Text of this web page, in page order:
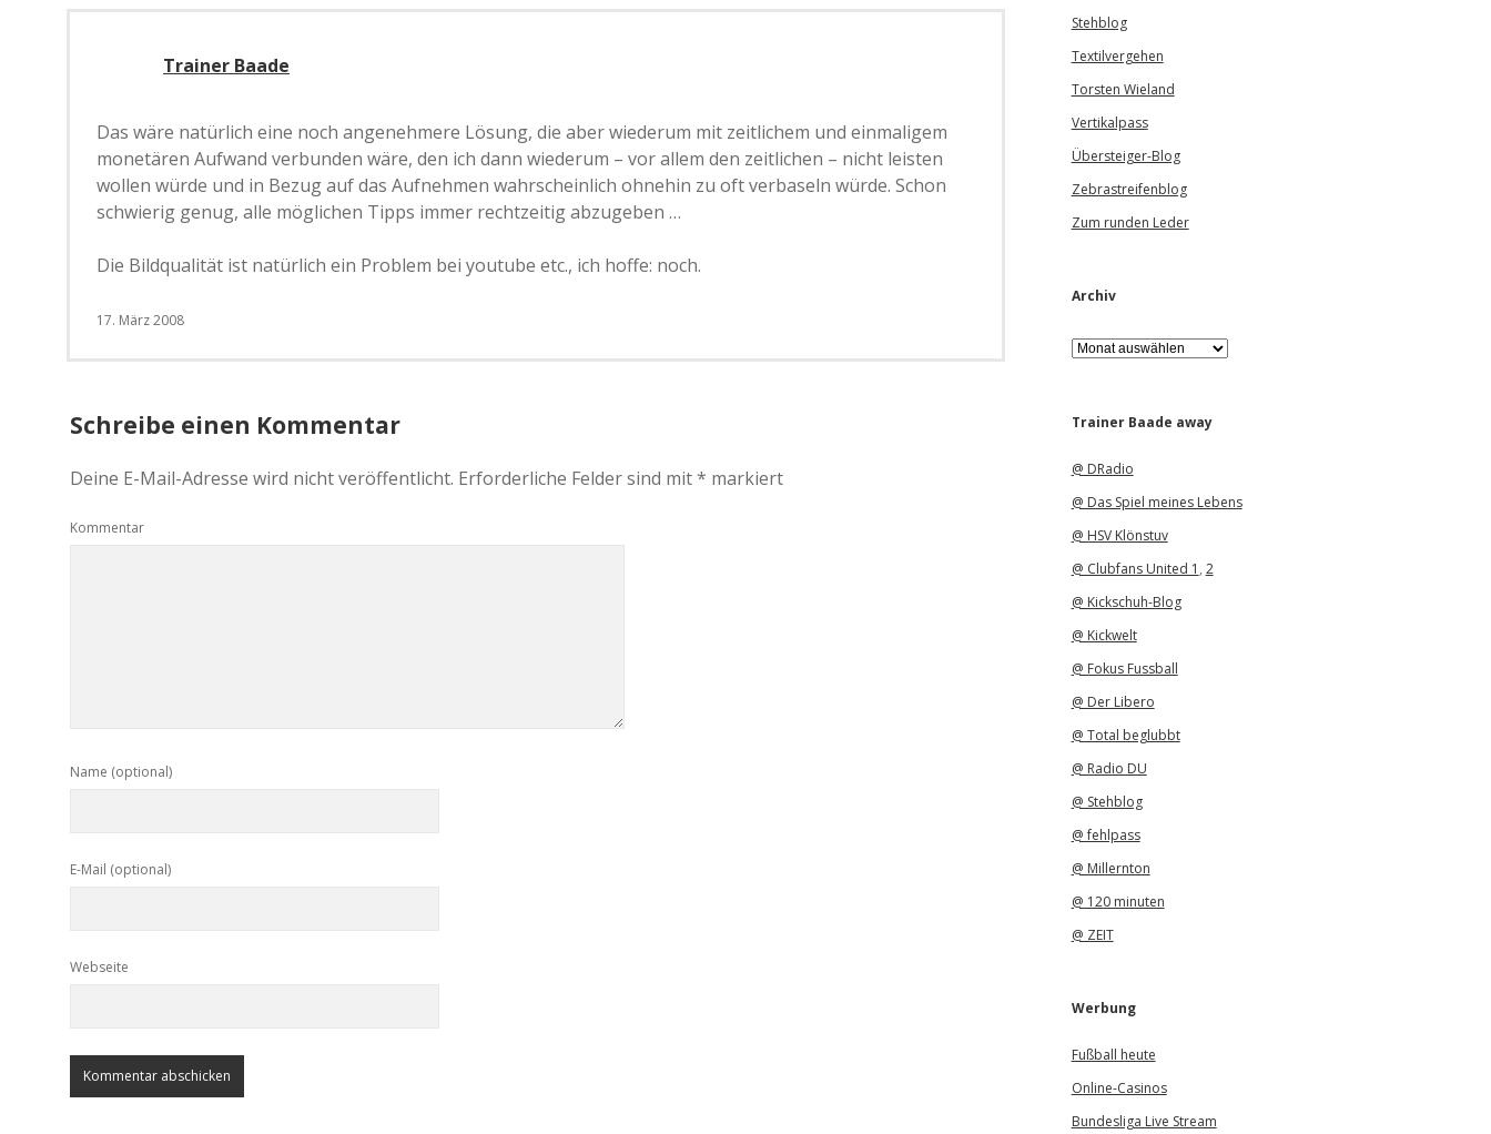
Trainer Baade
Das wäre natürlich eine noch angenehmere Lösung, die aber wiederum mit zeitlichem und einmaligem
monetären Aufwand verbunden wäre, den ich dann wiederum – vor allem den zeitlichen – nicht leisten
wollen würde und in Bezug auf das Aufnehmen wahrscheinlich ohnehin zu oft verbaseln würde. Schon
schwierig genug, alle möglichen Tipps immer rechtzeitig abzugeben …
Die Bildqualität ist natürlich ein Problem bei youtube etc., ich hoffe: noch.
17. März 2008
Schreibe einen Kommentar
Deine E-Mail-Adresse wird nicht veröffentlicht. Erforderliche Felder sind mit* markiert
Kommentar
Name (optional)
E-Mail (optional)
Webseite
Stehblog
Textilvergehen
Torsten Wieland
Vertikalpass
Übersteiger-Blog
Zebrastreifenblog
Zum runden Leder
Archiv
A
r
iTrainer Baade away
@ DRadio
@ Das Spiel meines Lebens
@ HSV Klönstuv
@ Clubfans United 1 , 2
@ Kickschuh-Blog
@ Kickwelt
@ Fokus Fussball
@ Der Libero
@ Total beglubbt
@ Radio DU
@ Stehblog
@ fehlpass
@ Millernton
@ 120 minuten
@ ZEIT
Werbung
Fußball heute
Online-Casinos
Bundesliga Live Stream